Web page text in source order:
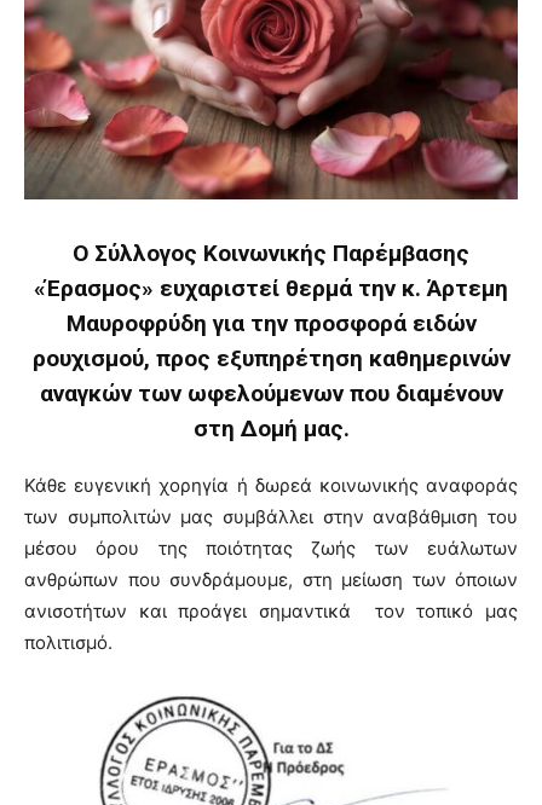
Ο Σύλλογος Κοινωνικής Παρέμβασης
«Έρασμος» ευχαριστεί θερμά την κ. Άρτεμη
Μαυροφρύδη για την προσφορά ειδών
ρουχισμού, προς εξυπηρέτηση καθημερινών
αναγκών των ωφελούμενων που διαμένουν
στη Δομή μας.
Κάθε ευγενική χορηγία ή δωρεά κοινωνικής αναφοράς
των συμπολιτών μας συμβάλλει στην αναβάθμιση του
μέσου όρου της ποιότητας ζωής των ευάλωτων
ανθρώπων που συνδράμουμε, στη μείωση των όποιων
ανισοτήτων και προάγει σημαντικά τον τοπικό μας
πολιτισμό.